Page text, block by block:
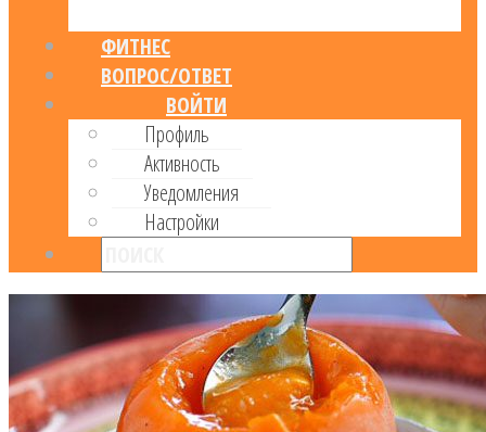
ФИТНЕС
ВОПРОС/ОТВЕТ
ВОЙТИ
Профиль
Активность
Уведомления
Настройки